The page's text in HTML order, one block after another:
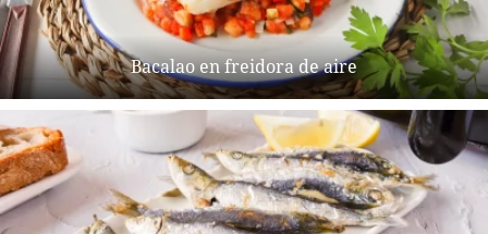
Bacalao en freidora de aire